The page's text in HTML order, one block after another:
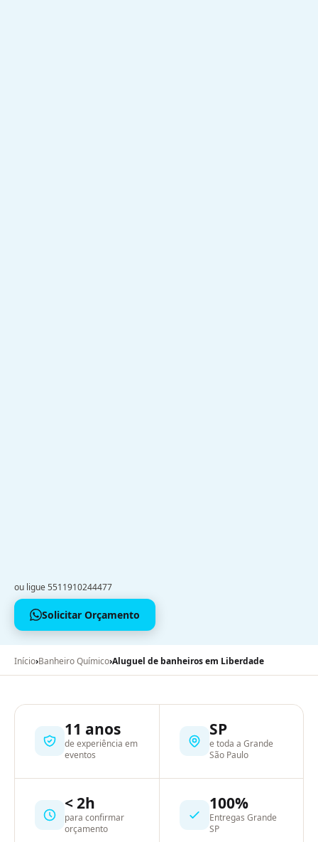
ou ligue 5511910244477
Solicitar Orçamento
Início›Banheiro Químico›Aluguel de banheiros em Liberdade
11 anos
de experiência em
eventos
SP
e toda a Grande
São Paulo
< 2h
para confirmar
orçamento
100%
Entregas Grande
SP